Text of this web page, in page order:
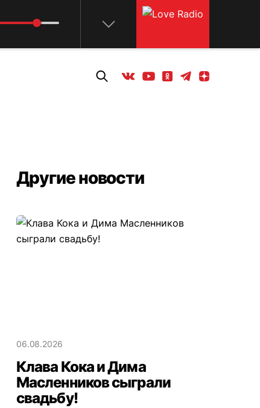
Вконтакте
YoutubeОдноклассники
ТелеграмЯндекс дзен
Другие новости
06.08.2026
Клава Кока и Дима
Масленников сыграли
свадьбу!